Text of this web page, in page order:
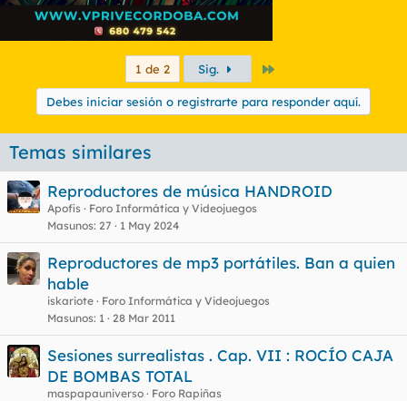
1 de 2 Sig.
Debes iniciar sesión o registrarte para responder aquí.
Temas similares
Reproductores de música HANDROID
Apofis
Foro Informática y Videojuegos
Masunos 27 1 May 2024
Reproductores de mp3 portátiles. Ban a quien
hable
iskariote
Foro Informática y Videojuegos
Masunos 1 28 Mar 2011
Sesiones surrealistas . Cap. VII : ROCÍO CAJA
DE BOMBAS TOTAL
maspapauniverso
Foro Rapiñas